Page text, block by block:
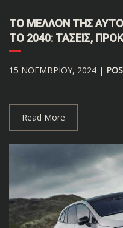
ΤΟ ΜΈΛΛΟΝ ΤΗΣ
ΤΟ 2040: ΤΆΣΕΙΣ,
15 ΝΟΕΜΒΡΊΟΥ, 2024 |
Read More